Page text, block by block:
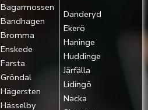
Bagarmossen
Bandhagen
Bromma
Enskede
Farsta
Gröndal
Hägersten
Hässelby
Danderyd
Ekerö
Haninge
Huddinge
Järfälla
Lidingö
Nacka